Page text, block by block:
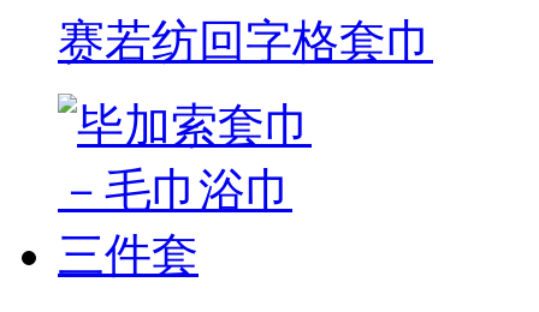
赛若纺回字格套巾